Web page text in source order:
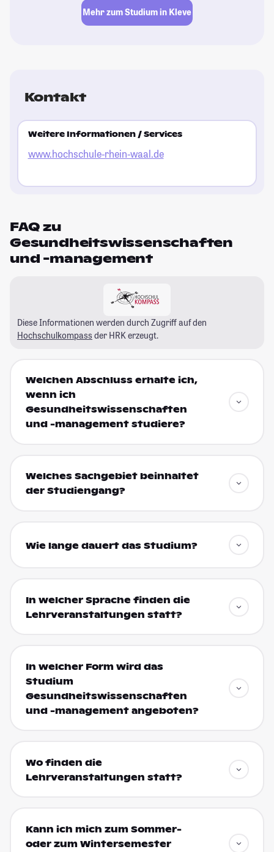
Mehr zum Studium in Kleve
Kontakt
Weitere Informationen / Services
www.hochschule-rhein-waal.de
FAQ zu
Gesundheitswissenschaften
und -management
Diese Informationen werden durch Zugriff auf den
Hochschulkompass der HRK erzeugt.
Welchen Abschluss erhalte ich,
wenn ich
Gesundheitswissenschaften
und -management studiere?
Welches Sachgebiet beinhaltet
der Studiengang?
Wie lange dauert das Studium?
In welcher Sprache finden die
Lehrveranstaltungen statt?
In welcher Form wird das
Studium
Gesundheitswissenschaften
und -management angeboten?
Wo finden die
Lehrveranstaltungen statt?
Kann ich mich zum Sommer-
oder zum Wintersemester